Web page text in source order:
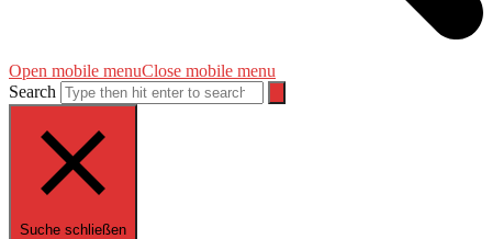
Open mobile menuClose mobile menu
Search
Suche schließen